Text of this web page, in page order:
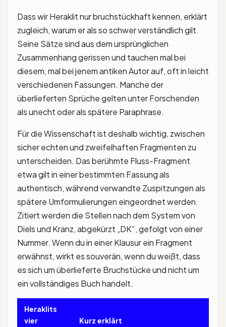
Dass wir Heraklit nur bruchstückhaft kennen, erklärt
zugleich, warum er als so schwer verständlich gilt.
Seine Sätze sind aus dem ursprünglichen
Zusammenhang gerissen und tauchen mal bei
diesem, mal bei jenem antiken Autor auf, oft in leicht
verschiedenen Fassungen. Manche der
überlieferten Sprüche gelten unter Forschenden
als unecht oder als spätere Paraphrase.
Für die Wissenschaft ist deshalb wichtig, zwischen
sicher echten und zweifelhaften Fragmenten zu
unterscheiden. Das berühmte Fluss-Fragment
etwa gilt in einer bestimmten Fassung als
authentisch, während verwandte Zuspitzungen als
spätere Umformulierungen eingeordnet werden.
Zitiert werden die Stellen nach dem System von
Diels und Kranz, abgekürzt „DK“, gefolgt von einer
Nummer. Wenn du in einer Klausur ein Fragment
erwähnst, wirkt es souverän, wenn du weißt, dass
es sich um überlieferte Bruchstücke und nicht um
ein vollständiges Buch handelt.
Heraklits
vier
Kurz erklärt